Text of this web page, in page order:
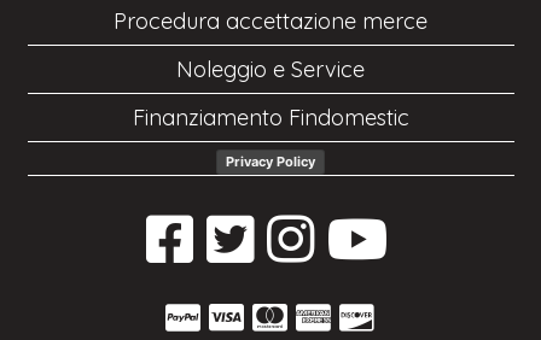
Procedura accettazione merce
Noleggio e Service
Finanziamento Findomestic
Privacy Policy